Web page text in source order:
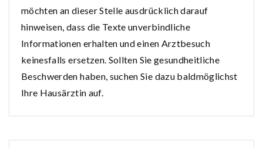
möchten an dieser Stelle ausdrücklich darauf
hinweisen, dass die Texte unverbindliche
Informationen erhalten und einen Arztbesuch
keinesfalls ersetzen. Sollten Sie gesundheitliche
Beschwerden haben, suchen Sie dazu baldmöglichst
Ihre Hausärztin auf.